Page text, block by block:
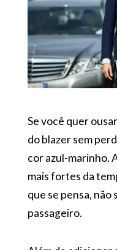
Se você quer
do blazer sem
cor azul-marinho.
mais fortes da
que se pensa, não
passageiro.